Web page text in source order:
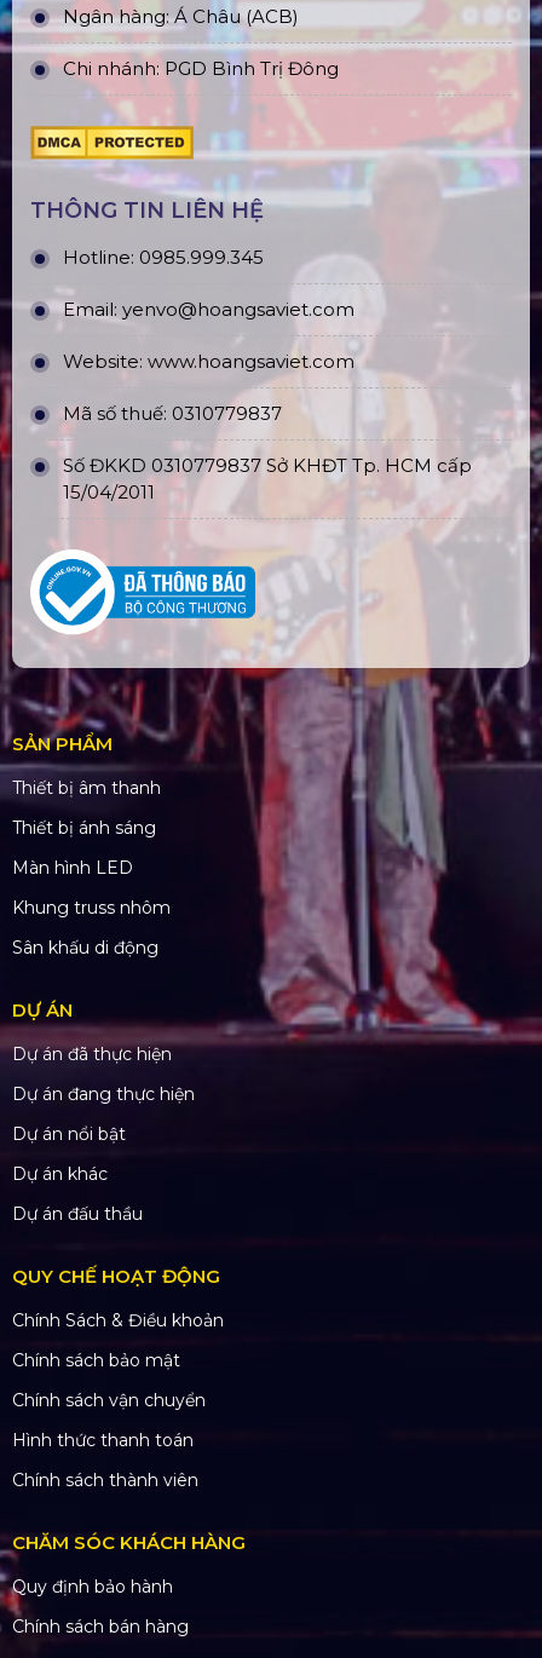
Ngân hàng: Á Châu (ACB)
Chi nhánh: PGD Bình Trị Đông
THÔNG TIN LIÊN HỆ
Hotline: 0985.999.345
Email: yenvo@hoangsaviet.com
Website: www.hoangsaviet.com
Mã số thuế: 0310779837
Số ĐKKD 0310779837 Sở KHĐT Tp. HCM cấp
15/04/2011
SẢN PHẨM
Thiết bị âm thanh
Thiết bị ánh sáng
Màn hình LED
Khung truss nhôm
Sân khấu di động
DỰ ÁN
Dự án đã thực hiện
Dự án đang thực hiện
Dự án nổi bật
Dự án khác
Dự án đấu thầu
QUY CHẾ HOẠT ĐỘNG
Chính Sách & Điều khoản
Chính sách bảo mật
Chính sách vận chuyển
Hình thức thanh toán
Chính sách thành viên
CHĂM SÓC KHÁCH HÀNG
Quy định bảo hành
Chính sách bán hàng